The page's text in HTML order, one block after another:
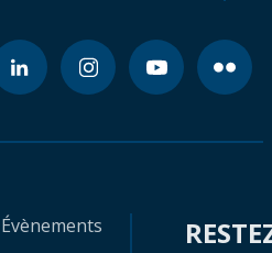
Évènements